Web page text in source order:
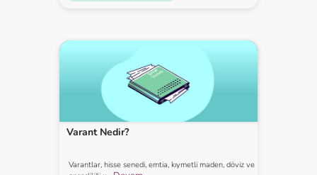
Varant Nedir?
Varantlar, hisse senedi, emtia, kıymetli maden, döviz ve